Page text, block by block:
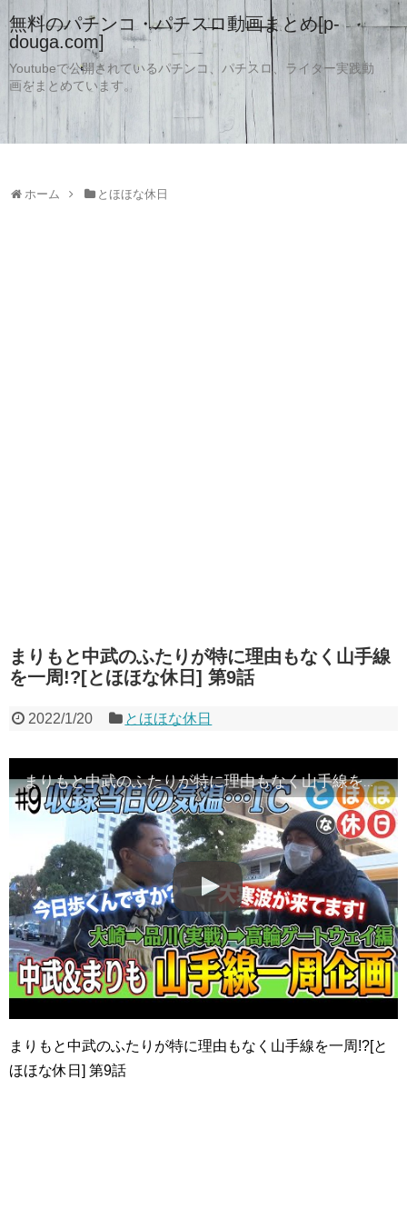
無料のパチンコ・パチスロ動画まとめ[p-
douga.com]
Youtubeで公開されているパチンコ、パチスロ、ライター実践動
画をまとめています。
ホーム とほほな休日
まりもと中武のふたりが特に理由もなく山手線
を一周!?[とほほな休日] 第9話
2022/1/20 とほほな休日
まりもと中武のふたりが特に理由もなく山手線を一周!?[とほほな休日] 第9話
まりもと中武のふたりが特に理由もなく山手線を一周!?[と
ほほな休日] 第9話